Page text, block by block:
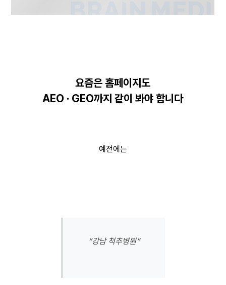
요즘은 홈페이지도
AEO · GEO까지 같이 봐야 합니다
예전에는
“강남 척추병원”